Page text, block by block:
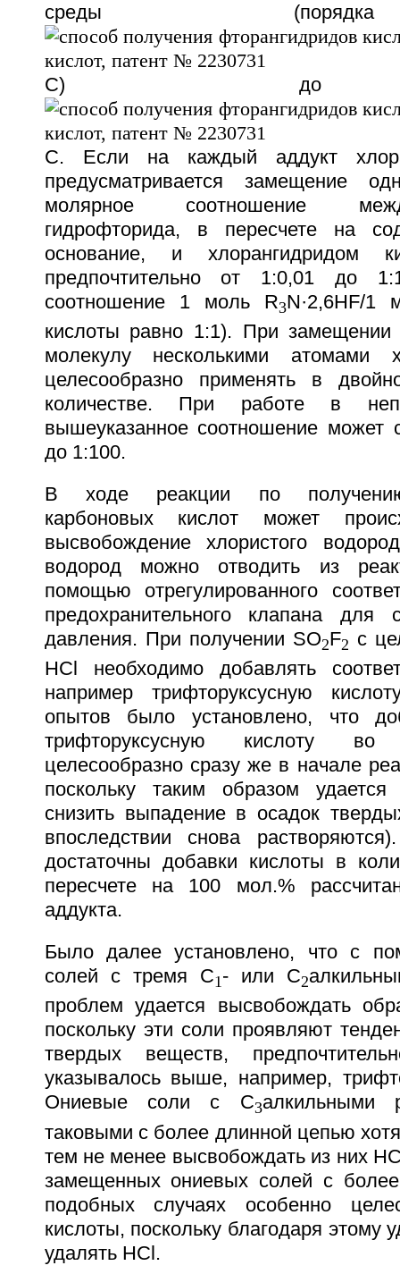
среды
С) до
С. Если на каждый аддукт
предусматривается замещение
молярное соотношение
гидрофторида, в пересчете на
основание, и хлорангидридом
предпочтительно от 1:0,01 до
соотношение 1 моль R3N·2,6НF/1
кислоты равно 1:1). При замещении
молекулу несколькими атомами
целесообразно применять в
количестве. При работе в
вышеуказанное соотношение может
до 1:100.
В ходе реакции по получению
карбоновых кислот может
высвобождение хлористого
водород можно отводить из
помощью отрегулированного
предохранительного клапана для
давления. При получении SO2F2 с
НСl необходимо добавлять
например трифторуксусную
опытов было установлено, что
трифторуксусную кислоту
целесообразно сразу же в начале
поскольку таким образом удается
снизить выпадение в осадок
впоследствии снова
достаточны добавки кислоты в
пересчете на 100 мол.%
аддукта.
Было далее установлено, что с
солей с тремя С1- или С2
проблем удается высвобождать
поскольку эти соли проявляют
твердых веществ,
указывалось выше, например,
Ониевые соли с С3алкильными
таковыми с более длинной цепью
тем не менее высвобождать из них
замещенных ониевых солей с
подобных случаях особенно
кислоты, поскольку благодаря этому
удалять НСl.